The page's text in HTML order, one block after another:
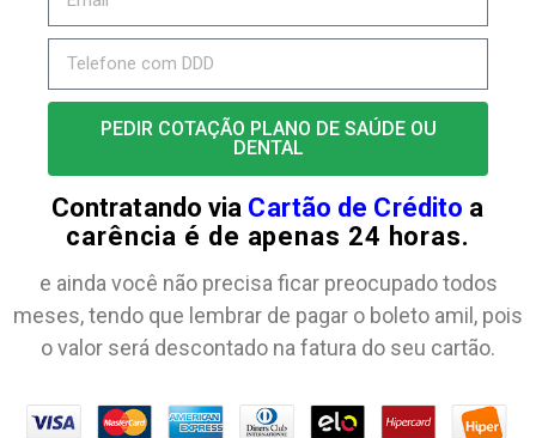
PEDIR COTAÇÃO PLANO DE SAÚDE OU
DENTAL
Contratando via Cartão de Crédito a
carência é de apenas 24 horas.
e ainda você não precisa ficar preocupado todos
meses, tendo que lembrar de pagar o boleto amil, pois
o valor será descontado na fatura do seu cartão.